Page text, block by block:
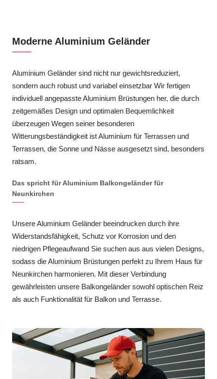
Moderne Aluminium Geländer
Aluminium Geländer sind nicht nur gewichtsreduziert,
sondern auch robust und variabel einsetzbar Wir fertigen
individuell angepasste Aluminium Brüstungen her, die durch
zeitgemäßes Design und optimalen Bequemlichkeit
überzeugen Wegen seiner besonderen
Witterungsbeständigkeit ist Aluminium für Terrassen und
Terrassen, die Sonne und Nässe ausgesetzt sind, besonders
ratsam.
Das spricht für Aluminium Balkongeländer für
Neunkirchen
Unsere Aluminium Geländer beeindrucken durch ihre
Widerstandsfähigkeit, Schutz vor Korrosion und den
niedrigen Pflegeaufwand Sie suchen aus aus vielen Designs,
sodass die Aluminium Brüstungen perfekt zu Ihrem Haus für
Neunkirchen harmonieren. Mit dieser Verbindung
gewährleisten unsere Balkongeländer sowohl optischen Reiz
als auch Funktionalität für Balkon und Terrasse.